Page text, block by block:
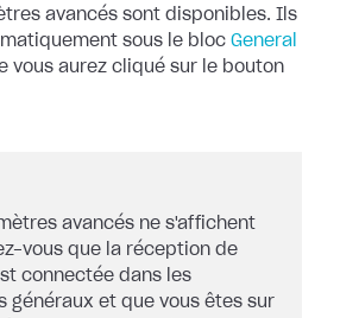
avancés sont disponibles. Ils
sous le bloc General
vous aurez cliqué sur le bouton
avancés ne s'affichent
vous que la réception de
connectée dans les
généraux et que vous êtes sur